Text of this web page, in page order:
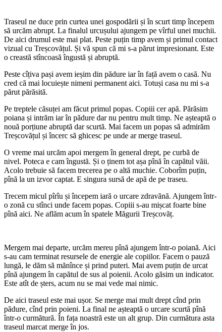
Traseul ne duce prin curtea unei gospodării și în scurt timp începem
să urcăm abrupt. La finalul urcușului ajungem pe vîrful unei muchii.
De aici drumul este mai plat. Peste puțin timp avem și primul contact
vizual cu Treșcovățul. Și vă spun că mi s-a părut impresionant. Este
o creastă stîncoasă îngustă și abruptă.
Peste cîțiva pași avem ieșim din pădure iar în față avem o casă. Nu
cred că mai locuiește nimeni permanent aici. Totuși casa nu mi s-a
părut părăsită.
Pe treptele căsuței am făcut primul popas. Copiii cer apă. Părăsim
poiana și intrăm iar în pădure dar nu pentru mult timp. Ne așteaptă o
nouă porțiune abruptă dar scurtă. Mai facem un popas să admirăm
Treșcovățul și încerc să ghicesc pe unde ar merge traseul.
O vreme mai urcăm apoi mergem în general drept, pe curbă de
nivel. Poteca e cam îngustă. Și o ținem tot așa pînă în capătul văii.
Acolo trebuie să facem trecerea pe o altă muchie. Coborîm puțin,
pînă la un izvor captat. E singura sursă de apă de pe traseu.
Trecem micul pîrîu și începem iară o urcare zdravănă. Ajungem într-
o zonă cu stînci unde facem popas. Copiii s-au mișcat foarte bine
pînă aici. Ne aflăm acum în spatele Măgurii Treșcovăț.
Mergem mai departe, urcăm mereu pînă ajungem într-o poiană. Aici
s-au cam terminat resursele de energie ale copiilor. Facem o pauză
lungă, le dăm să mănînce și prind puteri. Mai avem puțin de urcat
pînă ajungem în capătul de sus al poienii. Acolo găsim un indicator.
Este atît de șters, acum nu se mai vede mai nimic.
De aici traseul este mai ușor. Se merge mai mult drept cînd prin
pădure, cînd prin poieni. La final ne așteaptă o urcare scurtă pînă
într-o curmătură. În fața noastră este un alt grup. Din curmătura asta
traseul marcat merge în jos.